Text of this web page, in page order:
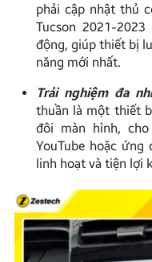
phải cập nhật thủ
Tucson 2021-
động, giúp thiết bị
năng mới nhất.
Trải nghiệm đa
thuần là một thiết
đôi màn hình,
YouTube hoặc ứng
linh hoạt và tiện lợi